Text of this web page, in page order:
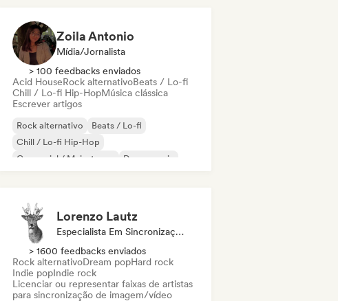
Zoila Antonio
Mídia/Jornalista
> 100 feedbacks enviados
Acid HouseRock alternativoBeats / Lo-fi
Chill / Lo-fi Hip-HopMúsica clássica
Escrever artigos
Rock alternativo
Beats / Lo-fi
Chill / Lo-fi Hip-Hop
Comercial / Mainstream
Dance music
Lorenzo Lautz
Especialista Em Sincronização
> 1600 feedbacks enviados
Rock alternativoDream popHard rock
Indie popIndie rock
Licenciar ou representar faixas de artistas
para sincronização de imagem/vídeo